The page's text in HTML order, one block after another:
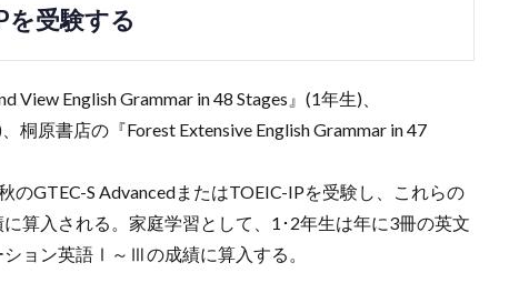
を受験する
English Grammar in 48 Stages』(1年生)、
桐原書店の『Forest Extensive English Grammar in 47
のGTEC-S AdvancedまたはTOEIC-IPを受験し、これらの
算入される。家庭学習として、1･2年生は年に3冊の英文
ョン英語Ⅰ～Ⅲの成績に算入する。